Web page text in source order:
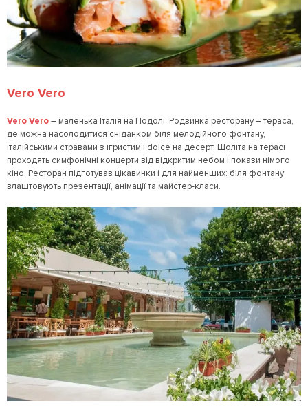
Vero Vero
Vero Vero– маленька Італія на Подолі. Родзинка ресторану – тераса,
де можна насолодитися сніданком біля мелодійного фонтану,
італійськими стравами з ігристим і dolce на десерт. Щоліта на терасі
проходять симфонічні концерти від відкритим небом і покази німого
кіно. Ресторан підготував цікавинки і для найменших: біля фонтану
влаштовують презентації, анімації та майстер-класи.